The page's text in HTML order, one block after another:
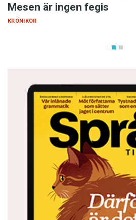
Mesen är ingen fegis
KRÖNIKOR